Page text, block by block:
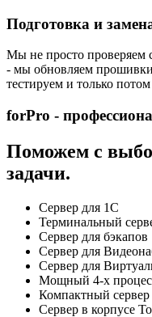
Подготовка и
Мы не просто проверяем
- мы обновляем
тестируем и только
forPro -
Поможем с
задачи.
Сервер для 1С
Терминальный
Сервер для бэкапов
Сервер для
Сервер для
Мощный 4-х
Компактный сервер
Сервер в корпусе